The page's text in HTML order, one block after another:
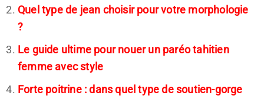
Quel type de jean choisir pour votre morphologie
?
Le guide ultime pour nouer un paréo tahitien
femme avec style
Forte poitrine : dans quel type de soutien-gorge